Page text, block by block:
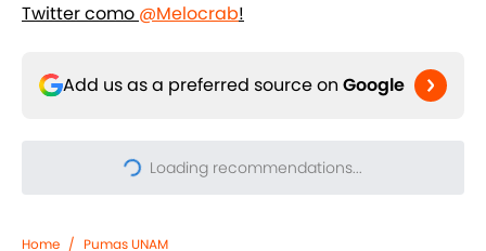
Twitter como @Melocrab!
Add us as a preferred source on Google
Pumas UNAM